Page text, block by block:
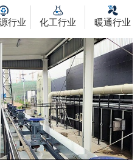
行业 化工行业 暖通行业